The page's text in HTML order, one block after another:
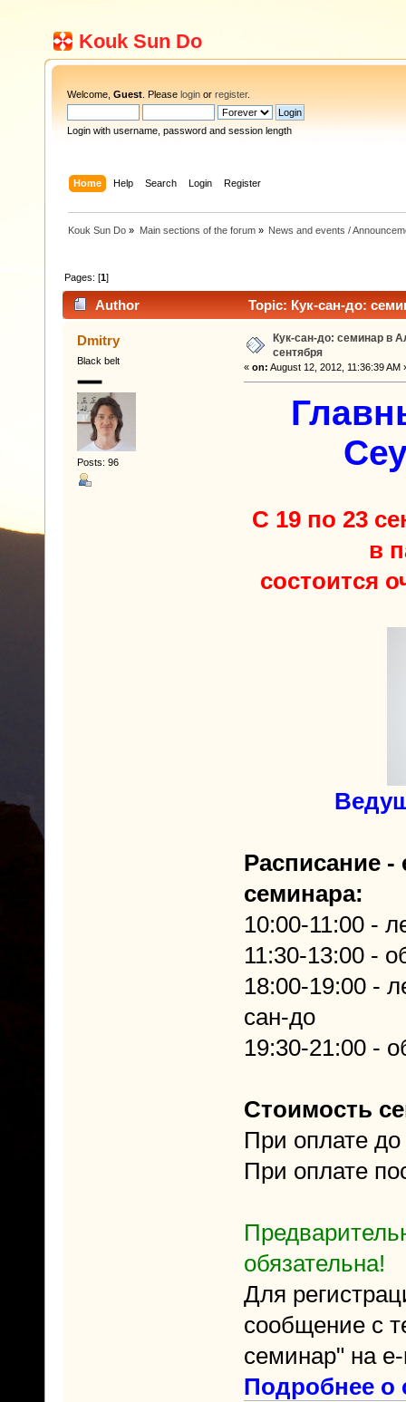
Kouk Sun Do
Welcome, Guest . Please login or register.
Login with username, password and session length
Home Help Search Login Register
Kouk Sun Do » Main sections of the forum» News and events /
Pages: [1]
Author Topic: Кук-сан-до:
Dmitry
Black belt
Posts: 96
Кук-сан-до: семинар в
сентября
« on: August 12, 2012, 11:36:39 AM
С 19 по 23
в
состоится
Расписание -
семинара:
10:00-11:00 -
11:30-13:00 -
18:00-19:00 -
сан-до
19:30-21:00 -
Стоимость
При оплате
При оплате
обязательна!
Для
сообщение с
семинар" на
Подробнее о